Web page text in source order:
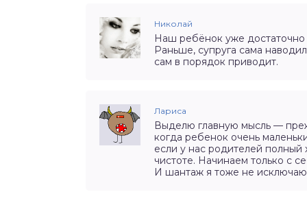
Николай
Наш ребёнок уже достаточно
Раньше, супруга сама
сам в порядок приводит.
Лариса
Выделю главную мысль —
когда ребенок очень
если у нас родителей полный
чистоте. Начинаем только с
И шантаж я тоже не исключаю